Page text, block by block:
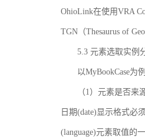
OhioLink在使用VRA
TGN（Thesaurus of
5.3 元素选取实例
以MyBookCase为
（1）元素是否
日期(date)显示格式必
(language)元素取值的